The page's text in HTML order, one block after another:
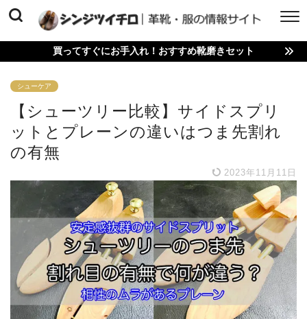
買ってすぐにお手入れ！おすすめ靴磨きセット
シューケア
【シューツリー比較】サイドスプリ
ットとプレーンの違いはつま先割れ
の有無
2023年11月11日